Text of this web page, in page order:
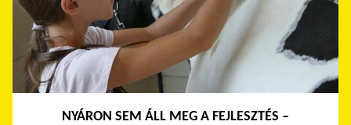
NYÁRON SEM ÁLL MEG A FEJLESZTÉS –